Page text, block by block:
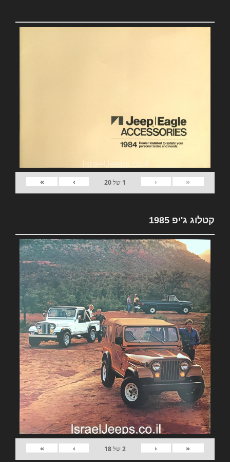
«
‹
1 של20
›
»
קטלוג ג'יפ 1985
«
‹
2של18
›
»